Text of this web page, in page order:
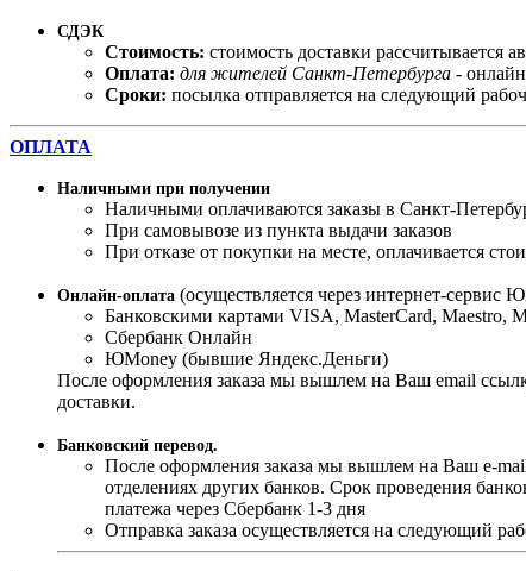
СДЭК
Стоимость: стоимость доставки рассчитывается
Оплата: для жителей Санкт-Петербурга -
Сроки: посылка отправляется на следующий
ОПЛАТА
Наличными при получении
Наличными оплачиваются заказы в Санкт-
При самовывозе из пункта выдачи заказов
При отказе от покупки на месте, оплачивается
Онлайн-оплата (осуществляется через интернет-сервис
Банковскими картами VISA, MasterСard, Maestro,
Сбербанк Онлайн
ЮMoney (бывшие Яндекс.Деньги)
После оформления заказа мы вышлем на Ваш email
доставки.
Банковский перевод.
После оформления заказа мы вышлем на Ваш e-
отделениях других банков. Срок проведения
платежа через Сбербанк 1-3 дня
Отправка заказа осуществляется на следующий